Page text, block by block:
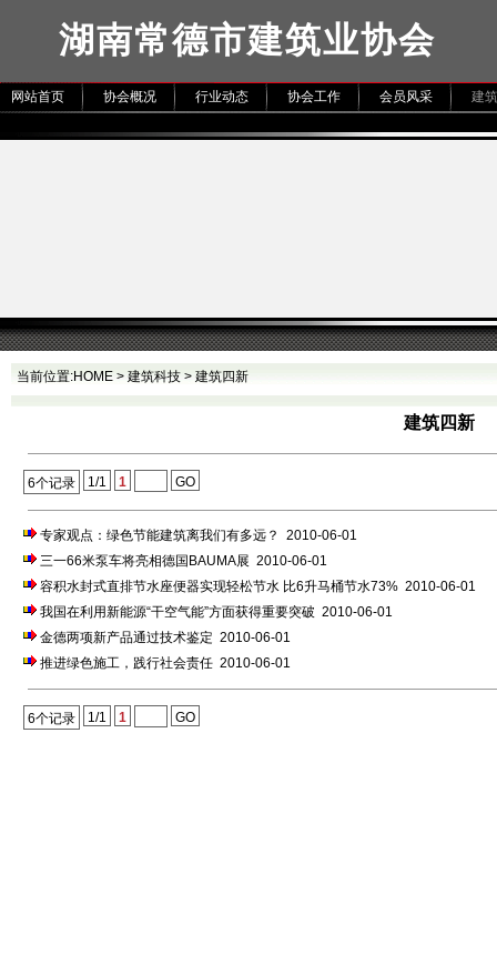
湖南常德市建筑业协会
网站首页 协会概况 行业动态 协会工作 会员风采 建
当前位置:HOME > 建筑科技 > 建筑四新
建筑四新
6个记录 1/1 1 GO
专家观点：绿色节能建筑离我们有多远？
2010-06-01
三一66米泵车将亮相德国BAUMA展 2010-06-01
容积水封式直排节水座便器实现轻松节水 比6升马桶节水73% 2010-06-01
我国在利用新能源“干空气能”方面获得重要突破 2010-06-01
金德两项新产品通过技术鉴定 2010-06-01
推进绿色施工，践行社会责任 2010-06-01
6个记录 1/1 1 GO